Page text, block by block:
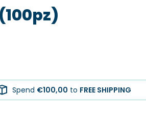
Spend €100,00 to FREE SHIPPING